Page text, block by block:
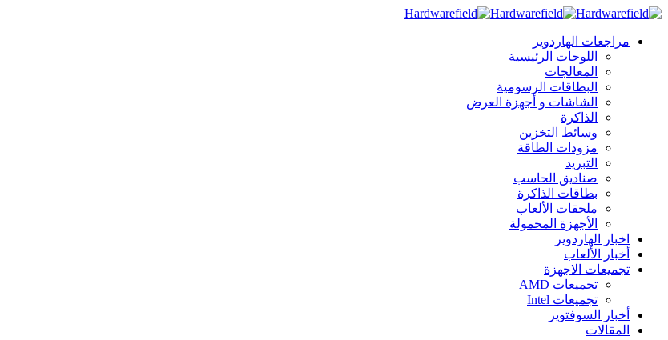
مراجعات الهاردوير
اللوحات الرئيسية
المعالجات
البطاقات الرسومية
الشاشات و أجهزة العرض
الذاكرة
وسائط التخزين
مزودات الطاقة
التبريد
صناديق الحاسب
بطاقات الذاكرة
ملحقات الألعاب
الأجهزة المحمولة
اخبار الهاردوير
أخبار الألعاب
تجميعات الاجهزة
تجميعات AMD
تجميعات Intel
أخبار السوفتوير
المقالات